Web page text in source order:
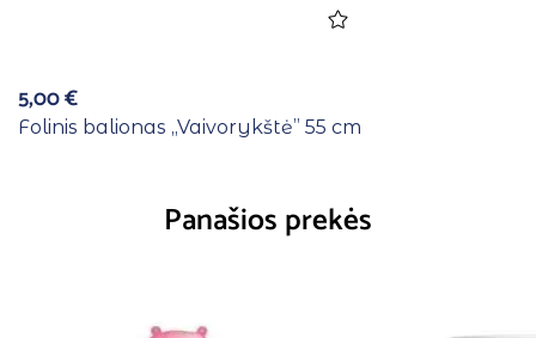
5,00€
Folinis balionas ,,Vaivorykštė” 55 cm
Panašios prekės